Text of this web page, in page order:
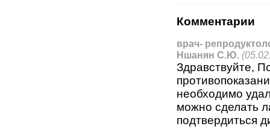
Комментарии
врач-
Ншанян С.Ю.
Здравствуйте,
необходимо
можно сделать
подтвердиться